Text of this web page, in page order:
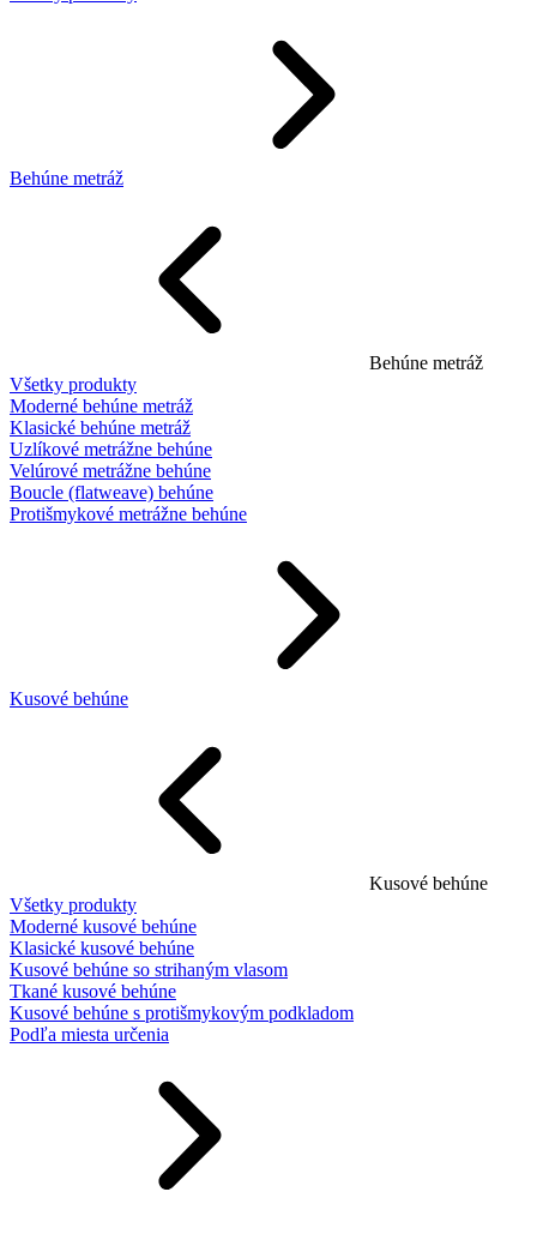
Behúne metráž
Behúne metráž
Všetky produkty
Moderné behúne metráž
Klasické behúne metráž
Uzlíkové metrážne behúne
Velúrové metrážne behúne
Boucle (flatweave) behúne
Protišmykové metrážne behúne
Kusové behúne
Kusové behúne
Všetky produkty
Moderné kusové behúne
Klasické kusové behúne
Kusové behúne so strihaným vlasom
Tkané kusové behúne
Kusové behúne s protišmykovým podkladom
Podľa miesta určenia